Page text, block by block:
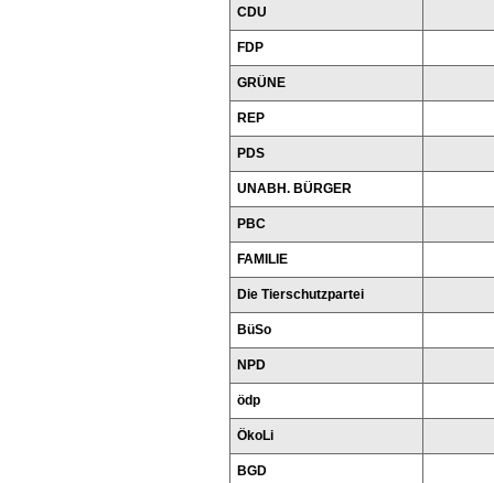
CDU
FDP
GRÜNE
REP
PDS
UNABH. BÜRGER
PBC
FAMILIE
Die Tierschutzpartei
BüSo
NPD
ödp
ÖkoLi
BGD